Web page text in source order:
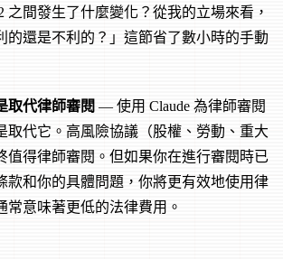
之間發生了什麼變化？從我的立場來看，
的還是不利的？」這節省了數小時的手動
取代律師審閱 — 使用 Claude 為律師審閱
取代它。高風險協議（股權、勞動、重大
值得律師審閱。但如果你在進行審閱時已
款和你的具體問題，你將更有效地使用律
意味著更低的法律費用。